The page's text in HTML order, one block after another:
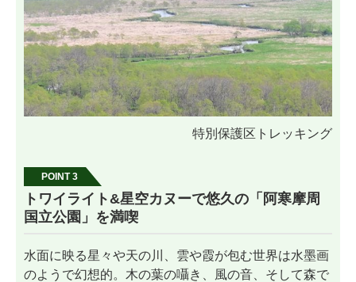
特別保護区トレッキング
POINT 3
トワイライト&星空カヌーで悠久の「阿寒摩周
国立公園」を満喫
水面に映る星々や天の川、雲や霞が包む世界は水墨画
のようで幻想的。木の葉の囁き、風の音、そして森で